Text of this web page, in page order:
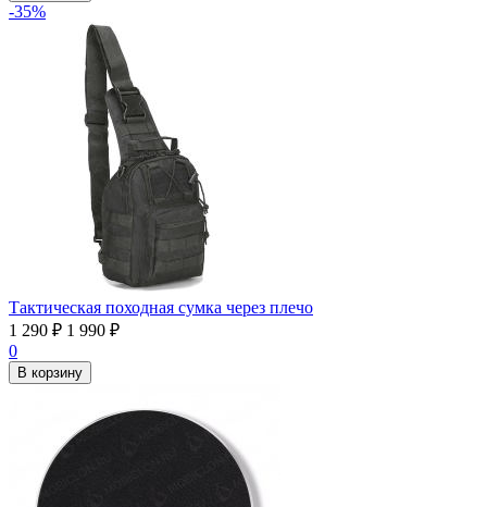
-35%
Тактическая походная сумка через плечо
1 290 ₽ 1 990 ₽
0
В корзину